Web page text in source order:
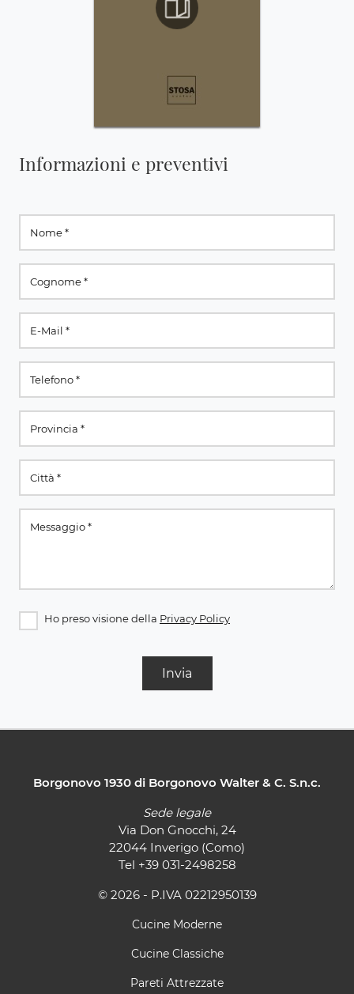
Informazioni e preventivi
Ho preso visione della Privacy Policy
Invia
Borgonovo 1930 di Borgonovo Walter & C. S.n.c.
Sede legale
Via Don Gnocchi, 24
22044 Inverigo (Como)
Tel +39 031-2498258
© 2026 - P.IVA 02212950139
Cucine Moderne
Cucine Classiche
Pareti Attrezzate